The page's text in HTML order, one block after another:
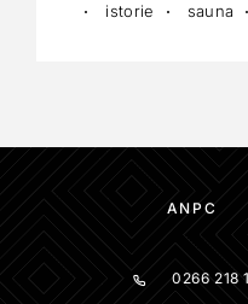
istorie
sauna
ANPC
0266 218